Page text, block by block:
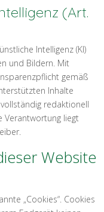
(Art.
Intelligenz (KI)
und Bildern. Mit
gemäß
Inhalte
redaktionell
Verantwortung liegt
Website
„Cookies“. Cookies